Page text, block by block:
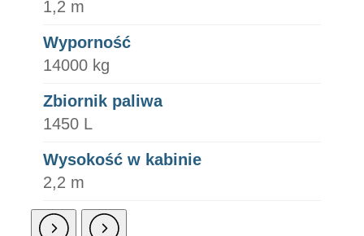
1,2 m
Wyporność
14000 kg
Zbiornik paliwa
1450 L
Wysokość w kabinie
2,2 m